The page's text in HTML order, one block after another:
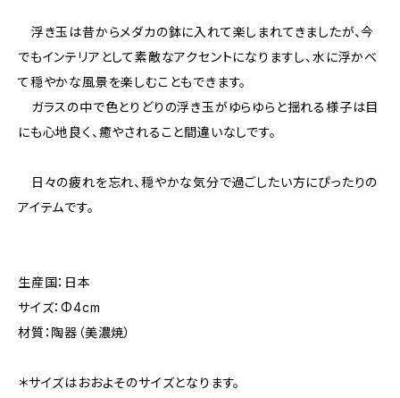
浮き玉は昔からメダカの鉢に入れて楽しまれてきましたが、今
でもインテリアとして素敵なアクセントになりますし、水に浮かべ
て穏やかな風景を楽しむこともできます。
ガラスの中で色とりどりの浮き玉がゆらゆらと揺れる様子は目
にも心地良く、癒やされること間違いなしです。
日々の疲れを忘れ、穏やかな気分で過ごしたい方にぴったりの
アイテムです。
生産国：日本
サイズ：Φ4cm
材質：陶器（美濃焼）
＊サイズはおおよそのサイズとなります。